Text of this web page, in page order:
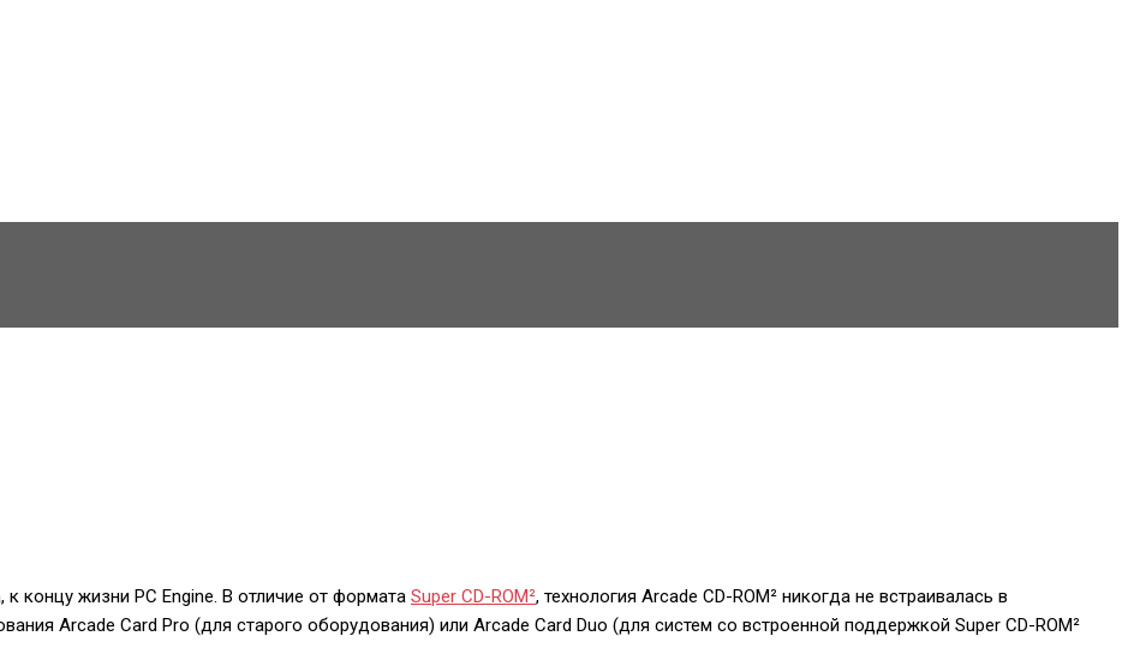
концу жизни PC Engine. В отличие от формата Super CD-ROM², технология Arcade CD-ROM² никогда не встраивалась в
Arcade Card Pro (для старого оборудования) или Arcade Card Duo (для систем со встроенной поддержкой Super CD-ROM²